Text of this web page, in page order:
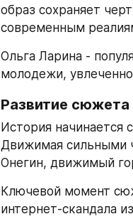
образ сохраняет
современным
Ольга Ларина -
молодежи,
Развитие сюжета
История начинается
Движимая сильными
Онегин, движимый
Ключевой момент
интернет-скандала